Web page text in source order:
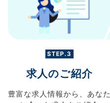
STEP.3
求人のご紹介
豊富な求人情報から、 あなた